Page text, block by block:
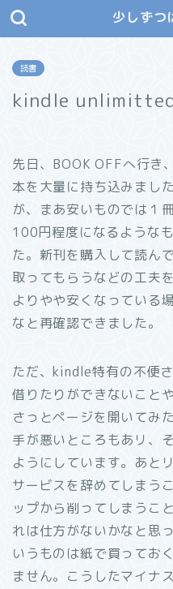
少しずつ
読書
kindle
先日、BOOK OFFへ行き
本を大量に持ち込みまし
が、まあ安いものでは１
100円程度になるような
た。新刊を購入して読ん
取ってもらうなどの工夫
よりやや安くなっている
なと再確認できました。
ただ、kindle特有の不便
借りたりができないこと
さっとページを開いてみ
手が悪いところもあリ、
ようにしています。あと
サービスを辞めてしまう
ップから削ってしまうこ
れは仕方がないかなと思
いうものは紙で買ってお
ません。こうしたマイナ